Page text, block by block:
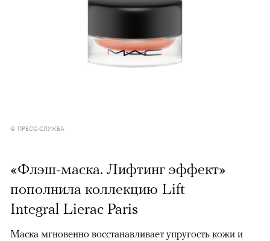
© ПРЕСС-СЛУЖБА
«Флэш-маска. Лифтинг эффект»
пополнила коллекцию Lift
Integral Lierac Paris
Маска мгновенно восстанавливает упругость кожи и